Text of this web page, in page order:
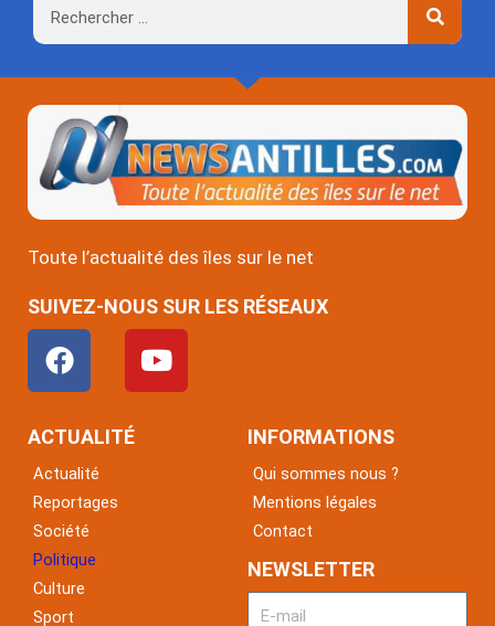
Rechercher
Toute l’actualité des îles sur le net
SUIVEZ-NOUS SUR LES RÉSEAUX
F
a
c
e
o
o
k
Y
o
u
ACTUALITÉ
Actualité
Reportages
Société
Politique
Culture
Sport
INFORMATIONS
Qui sommes nous ?
Mentions légales
Contact
NEWSLETTER